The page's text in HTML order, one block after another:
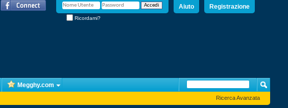
Registrazione
Aiuto
Ricordami?
Megghy.com
Ricerca Avanzata